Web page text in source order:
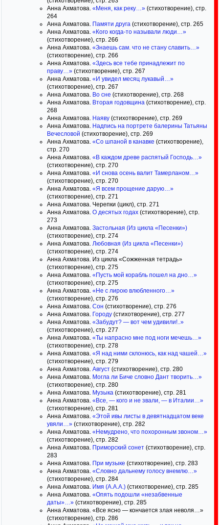
Анна Ахматова. «Меня, как реку…» (стихотворение), стр.
264
Анна Ахматова. Памяти друга (стихотворение), стр. 265
Анна Ахматова. «Кого когда-то называли люди…»
(стихотворение), стр. 266
Анна Ахматова. «Знаешь сам. что не стану славить…»
(стихотворение), стр. 266
Анна Ахматова. «Здесь все тебе принадлежит по
праву…» (стихотворение), стр. 267
Анна Ахматова. «И увидел месяц лукавый…»
(стихотворение), стр. 267
Анна Ахматова. Во сне (стихотворение), стр. 268
Анна Ахматова. Вторая годовщина (стихотворение), стр.
268
Анна Ахматова. Наяву (стихотворение), стр. 269
Анна Ахматова. Надпись на портрете балерины Татьяны
Вечесловой (стихотворение), стр. 269
Анна Ахматова. «Со шпаной в канавке (стихотворение),
стр. 270
Анна Ахматова. «В каждом древе распятый Господь…»
(стихотворение), стр. 270
Анна Ахматова. «И снова осень валит Тамерланом…»
(стихотворение), стр. 270
Анна Ахматова. «Я всем прощение дарую…»
(стихотворение), стр. 271
Анна Ахматова. Черепки (цикл), стр. 271
Анна Ахматова. О десятых годах (стихотворение), стр.
273
Анна Ахматова. Застольная (Из цикла «Песенки»)
(стихотворение), стр. 274
Анна Ахматова. Любовная (Из цикла «Песенки»)
(стихотворение), стр. 274
Анна Ахматова. Из цикла «Сожженная тетрадь»
(стихотворение), стр. 275
Анна Ахматова. «Пусть мой корабль пошел на дно…»
(стихотворение), стр. 275
Анна Ахматова. «Не с лирою влюбленного…»
(стихотворение), стр. 276
Анна Ахматова. Сон (стихотворение), стр. 276
Анна Ахматова. Городу (стихотворение), стр. 277
Анна Ахматова. «Забудут? — вот чем удивили!..»
(стихотворение), стр. 277
Анна Ахматова. «Ты напрасно мне под ноги мечешь…»
(стихотворение), стр. 278
Анна Ахматова. «Я над ними склонюсь, как над чашей…»
(стихотворение), стр. 279
Анна Ахматова. Август (стихотворение), стр. 280
Анна Ахматова. Могла ли Биче словно Дант творить…»
(стихотворение), стр. 280
Анна Ахматова. Музыка (стихотворение), стр. 281
Анна Ахматова. «Все, — кого и не звали, — в Италии…»
(стихотворение), стр. 281
Анна Ахматова. «Этой ивы листы в девятнадцатом веке
увяли…» (стихотворение), стр. 282
Анна Ахматова. «Немудрено, что похоронным звоном…»
(стихотворение), стр. 282
Анна Ахматова. Приморский сонет (стихотворение), стр.
283
Анна Ахматова. При музыке (стихотворение), стр. 283
Анна Ахматова. «Словно дальнему голосу внемлю…»
(стихотворение), стр. 284
Анна Ахматова. Имя (А.А.А.) (стихотворение), стр. 285
Анна Ахматова. «Опять подошли «незабвенные
даты»…» (стихотворение), стр. 285
Анна Ахматова. «Все ясно — кончается злая неволя…»
(стихотворение), стр. 286